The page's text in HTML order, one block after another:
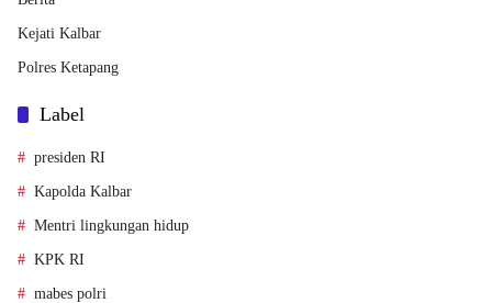
Kejati Kalbar
Polres Ketapang
Label
presiden RI
Kapolda Kalbar
Mentri lingkungan hidup
KPK RI
mabes polri